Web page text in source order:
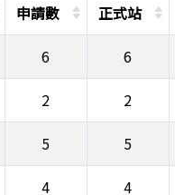
申請數 正式站
6 6
2 2
5 5
4 4